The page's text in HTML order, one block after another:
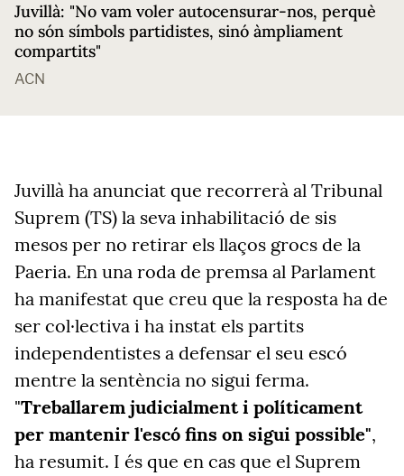
Juvillà: "No vam voler autocensurar-nos, perquè
no són símbols partidistes, sinó àmpliament
compartits"
ACN
Juvillà ha anunciat que recorrerà al Tribunal
Suprem (TS) la seva inhabilitació de sis
mesos per no retirar els llaços grocs de la
Paeria. En una roda de premsa al Parlament
ha manifestat que creu que la resposta ha de
ser col·lectiva i ha instat els partits
independentistes a defensar el seu escó
mentre la sentència no sigui ferma.
"Treballarem judicialment i políticament
per mantenir l'escó fins on sigui possible",
ha resumit. I és que en cas que el Suprem